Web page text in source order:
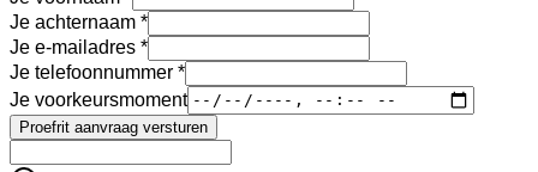
Je achternaam
Je e-mailadres
Je telefoonnummer
Je voorkeursmoment
Proefrit aanvraag versturen